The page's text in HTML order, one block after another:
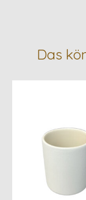
Das
Produkt-